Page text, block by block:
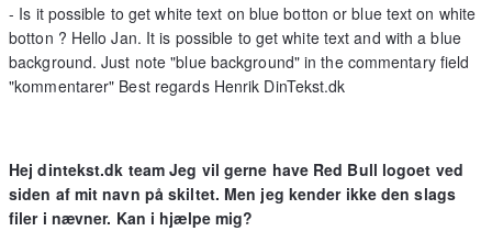
- Is it possible to get white text on blue botton or blue text on white
botton ? Hello Jan. It is possible to get white text and with a blue
background. Just note "blue background" in the commentary field
"kommentarer" Best regards Henrik DinTekst.dk
Hej dintekst.dk team Jeg vil gerne have Red Bull logoet ved
siden af mit navn på skiltet. Men jeg kender ikke den slags
filer i nævner. Kan i hjælpe mig?